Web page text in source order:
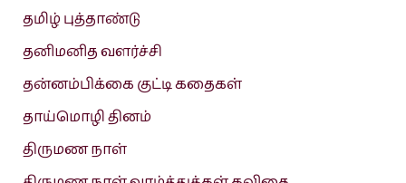
தமிழ் புத்தாண்டு
தனிமனித வளர்ச்சி
தன்னம்பிக்கை குட்டி கதைகள்
தாய்மொழி தினம்
திருமண நாள்